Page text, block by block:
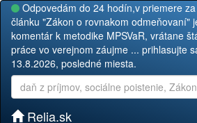
Odpovedám do 24 hodín,v priemere
článku "Zákon o rovnakom odmeňovaní"
komentár k metodike MPSVaR, vrátane
práce vo verejnom záujme ... prihlasujte
13.8.2026, posledné miesta.
Relia.sk